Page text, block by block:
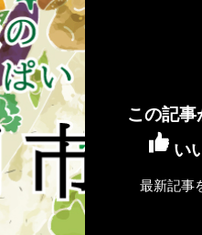
この記
い
最新記事